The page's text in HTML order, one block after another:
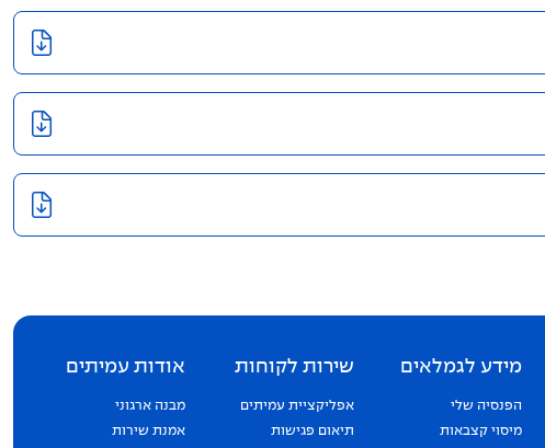
מידע לגמלאים
הפנסיה שלי
מיסוי קצבאות
שירות לקוחות
אפליקציית עמיתים
תיאום פגישות
אודות עמיתים
מבנה ארגוני
אמנת שירות